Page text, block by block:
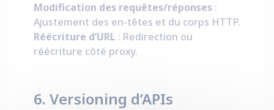
Modification des requêtes/réponses :
Ajustement des en-têtes et du corps HTTP.
Réécriture d’URL : Redirection ou
réécriture côté proxy.
6. Versioning d’APIs